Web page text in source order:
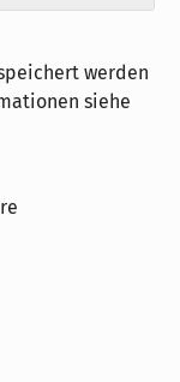
werden
siehe